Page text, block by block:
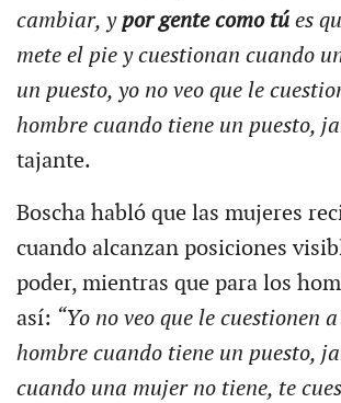
cambiar, ypor gente como túes
mete el pie y cuestionan cuando
un puesto, yo no veo que le
hombre cuando tiene un puesto,
tajante.
Boscha habló que las mujeres
cuando alcanzan posiciones
poder, mientras que para los
así: “Yo no veo que le cuestionen
hombre cuando tiene un puesto,
cuando una mujer no tiene, te